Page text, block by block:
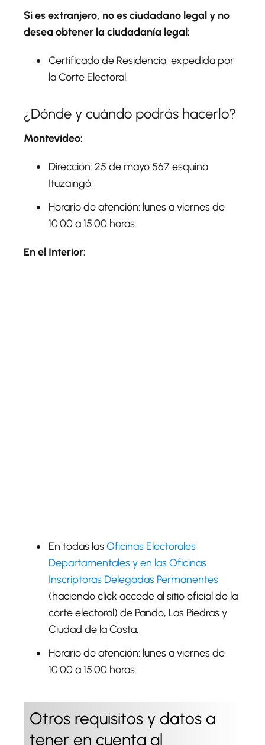
Si es extranjero, no es ciudadano legal y no
desea obtener la ciudadanía legal:
Certificado de Residencia, expedida por
la Corte Electoral.
¿Dónde y cuándo podrás hacerlo?
Montevideo:
Dirección: 25 de mayo 567 esquina
Ituzaingó.
Horario de atención: lunes a viernes de
10:00 a 15:00 horas.
En el Interior:
En todas lasOficinas Electorales
Departamentales y en las Oficinas
Inscriptoras Delegadas Permanentes
(haciendo click accede al sitio oficial de la
corte electoral) de Pando, Las Piedras y
Ciudad de la Costa.
Horario de atención: lunes a viernes de
10:00 a 15:00 horas.
Otros requisitos y datos a
tener en cuenta al